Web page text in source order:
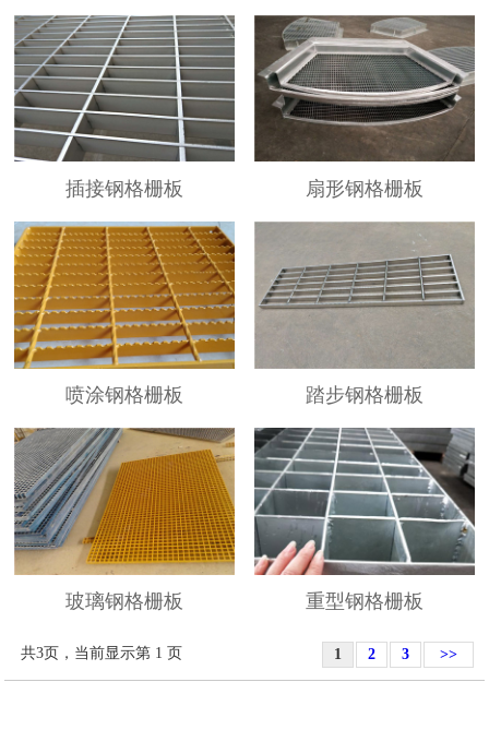
插接钢格栅板 扇形钢格栅板
喷涂钢格栅板 踏步钢格栅板
玻璃钢格栅板 重型钢格栅板
1 2 3 >>
共3页，当前显示第 1 页